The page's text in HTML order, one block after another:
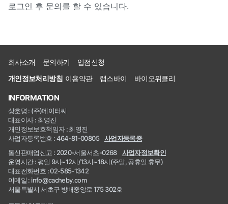
로그인 후 문의를 할 수 있습니다.
회사소개 문의하기
입점신청
개인정보처리방침 이용약관 랩스바이 바이오위클리
INFORMATION
상호명 : (주)데이터씨
대표이사 : 최영진
개인정보보호책임자 : 최영진
사업자등록번호 : 464-81-00805
사업자등록증
통신판매업신고 : 2020-서울서초-0268
사업자정보확인
운영시간 : 평일 9시~12시/13시~18시(주말, 공휴일 휴무)
대표전화번호 : 02-585-1342
이메일 : info@cacheby.com
서울특별시 서초구 방배중앙로 175 302호